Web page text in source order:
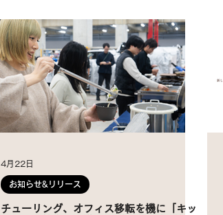
4月22日
お知らせ&リリース
チューリング、オフィス移転を機に「キッ